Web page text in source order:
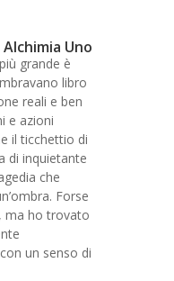
Alchimia Uno
grande è
libro
reali e ben
e azioni
il ticchettio di
di inquietante
che
Forse
ma ho trovato
un senso di